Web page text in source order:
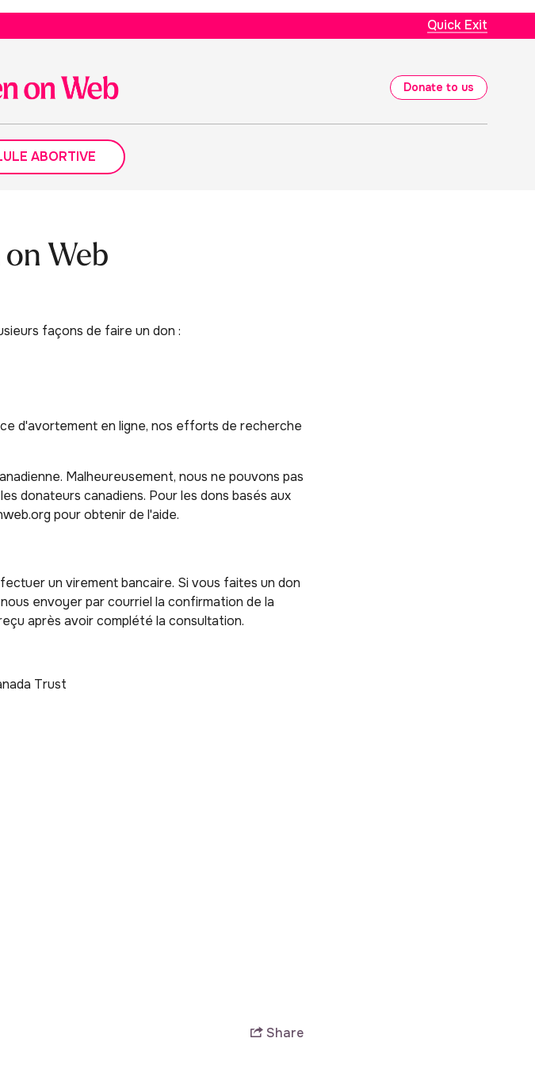
Quick Exit
Donate to us
ABORTIVE
Web
façons de faire un don :
d'avortement en ligne, nos efforts de recherche
Malheureusement, nous ne pouvons pas
donateurs canadiens. Pour les dons basés aux
pour obtenir de l'aide.
un virement bancaire. Si vous faites un don
envoyer par courriel la confirmation de la
après avoir complété la consultation.
Trust
Share